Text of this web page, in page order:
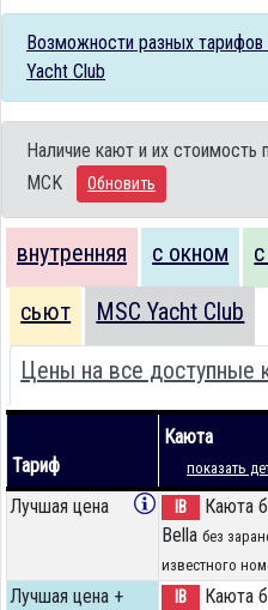
Возможности разных тарифов
Yacht Club
Наличие кают и их стоимость
MCK
Обновить
внутренняя с окном
сьют MSC Yacht Club
Цены на все доступные
Тариф
Каюта
показать
Лучшая цена IB
Каюта
Bella без
известного
Лучшая цена + IB Каюта